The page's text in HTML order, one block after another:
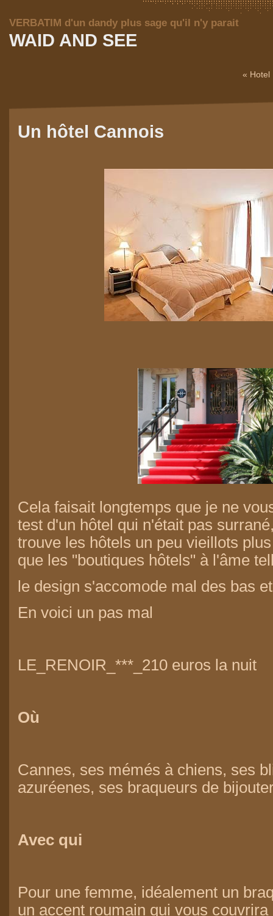
WAID AND SEE
VERBATIM d'un dandy plus sage qu'il n'y parait
« Hotel
Un hôtel Cannois
Cela faisait longtemps que je ne
test d'un hôtel qui n'était pas
trouve les hôtels un peu vieillots
que les "boutiques hôtels" à l'âme
le design s'accomode mal des bas
En voici un pas mal
LE_RENOIR_***_210 euros la nuit
Où
Cannes, ses mémés à chiens, ses
azuréenes, ses braqueurs de
Avec qui
Pour une femme, idéalement un
un accent roumain qui vous